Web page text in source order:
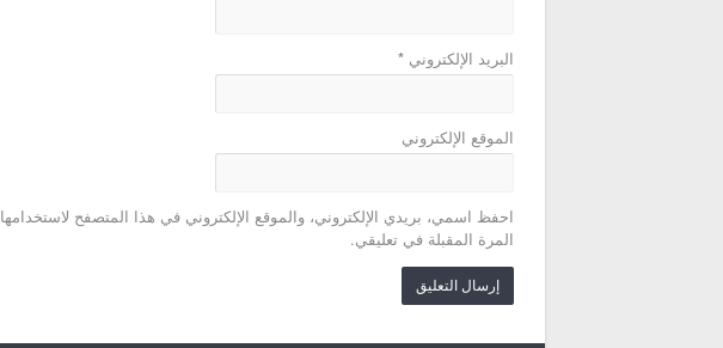
البريد الإلكتروني*
الموقع الإلكتروني
احفظ اسمي، بريدي الإلكتروني، والموقع الإلكتروني في هذا المتصفح لاستخدامها
المرة المقبلة في تعليقي.